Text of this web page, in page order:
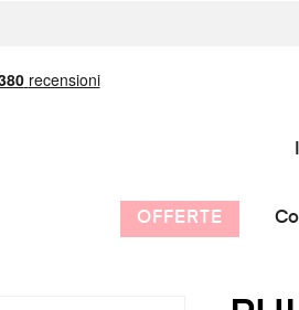
OFFERTE